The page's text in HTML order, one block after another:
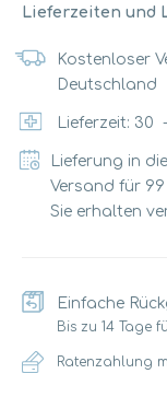
Lieferzeiten und
Kostenloser
Deutschland
Lieferzeit: 30 -
Lieferung in
Versand für 99
Sie erhalten
Einfache
Bis zu 14 Tage
Ratenzahlung